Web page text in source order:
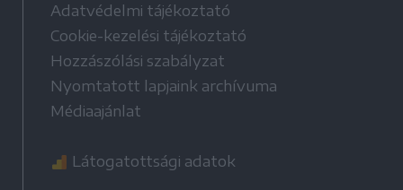
Adatvédelmi tájékoztató
Cookie-kezelési tájékoztató
Hozzászólási szabályzat
Nyomtatott lapjaink archívuma
Médiaajánlat
Látogatottsági adatok